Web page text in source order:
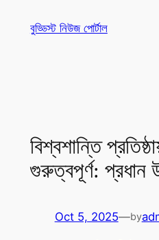
বুড্ডিস্ট নিউজ পোর্টাল
বিশ্বশান্তি
গুরুত্বপূর্ণ: প্রধান
Oct 5, 2025—by